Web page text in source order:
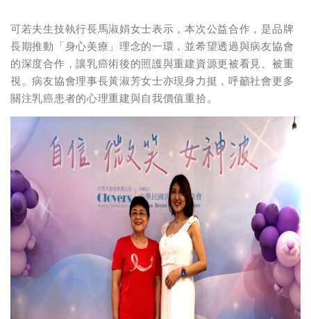
可若夫生技執行長馬淑娟女士表示，本次公益合作，是品牌
長期推動「身心美療」理念的一環，並希望透過與病友協會
的深度合作，讓乳癌術後的照護與重建資源更被看見、被重
視。病友協會理事長黃淑芳女士亦現身力挺，呼籲社會更多
關注乳癌患者的心理重建與自我價值重拾。